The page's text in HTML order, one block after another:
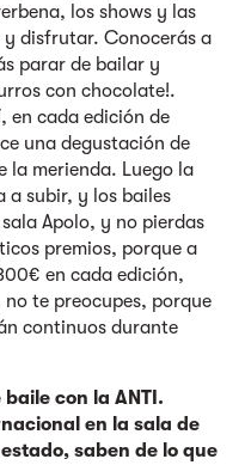
los shows y las
y disfrutar. Conocerás a
parar de bailar y
con chocolate!.
en cada edición de
una degustación de
la merienda. Luego la
a subir, y los bailes
Apolo, y no pierdas
premios, porque a
en cada edición,
te preocupes, porque
continuos durante
con la ANTI.
en la sala de
saben de lo que